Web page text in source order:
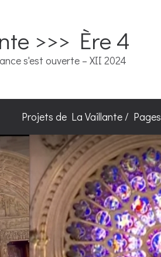
>>> Ère 4
s'est ouverte – XII 2024
Projets de La Vaillante /